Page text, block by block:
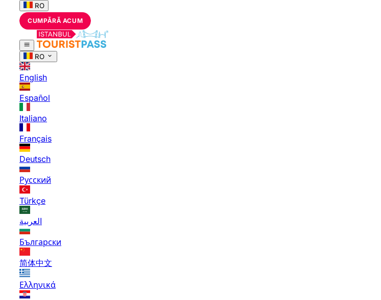
RO
CUMPĂRĂ ACUM
RO
English
Español
Italiano
Français
Deutsch
Русский
Türkçe
العربية
Български
简体中文
Ελληνικά